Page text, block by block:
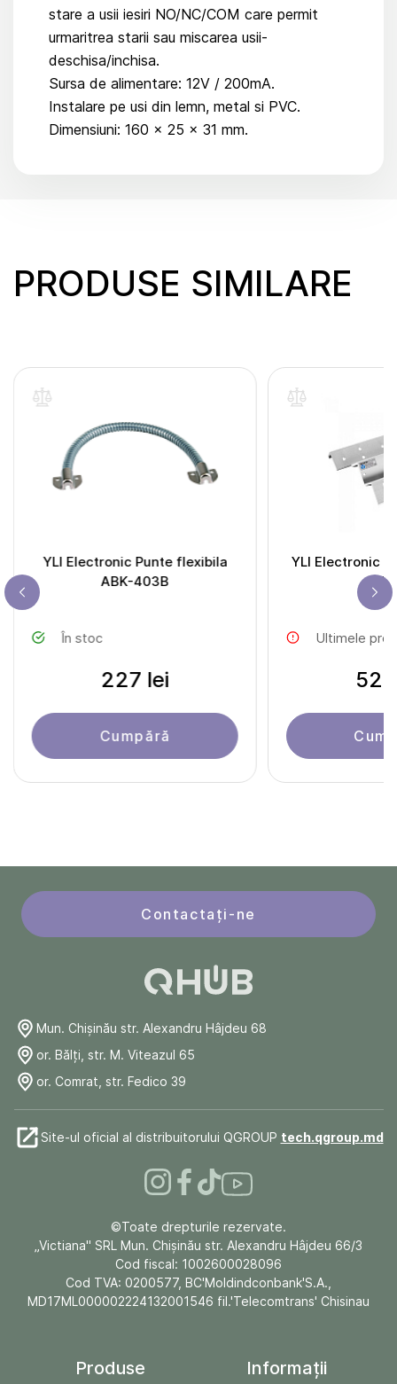
stare a usii iesiri NO/NC/COM care permit
urmaritrea starii sau miscarea usii-
deschisa/inchisa.
Sursa de alimentare: 12V / 200mA.
Instalare pe usi din lemn, metal si PVC.
Dimensiuni: 160 x 25 x 31 mm.
PRODUSE SIMILARE
YLI Electronic Punte flexibila
ABK-403B
În stoc
227 lei
Cumpără
YLI Electronic
Ultimele
Contactați-ne
Mun. Chişinău str. Alexandru Hâjdeu 68
or. Bălți, str. M. Viteazul 65
or. Comrat, str. Fedico 39
Site-ul oficial al distribuitorului QGROUP tech.qgroup.md
©Toate drepturile rezervate.
„Victiana" SRL Mun. Chişinău str. Alexandru Hâjdeu 66/3
Cod fiscal: 1002600028096
Cod TVA: 0200577, BC'Moldindconbank'S.A.,
MD17ML000002224132001546 fil.'Telecomtrans' Chisinau
Produse Informații